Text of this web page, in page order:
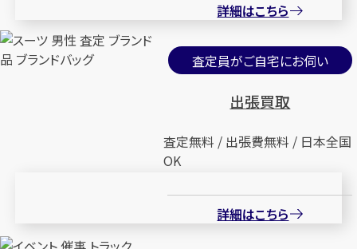
詳細はこちら
査定員がご自宅にお伺い
出張買取
査定無料 / 出張費無料 / 日本全国
OK
詳細はこちら